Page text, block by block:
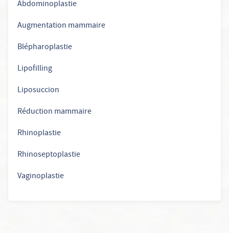
Abdominoplastie
Augmentation mammaire
Blépharoplastie
Lipofilling
Liposuccion
Réduction mammaire
Rhinoplastie
Rhinoseptoplastie
Vaginoplastie